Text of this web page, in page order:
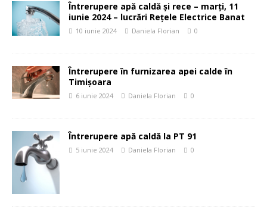
Întrerupere apă caldă și rece – marți, 11
iunie 2024 – lucrări Rețele Electrice Banat
10 iunie 2024 Daniela Florian 0
Întrerupere în furnizarea apei calde în
Timișoara
6 iunie 2024 Daniela Florian 0
Întrerupere apă caldă la PT 91
5 iunie 2024 Daniela Florian 0